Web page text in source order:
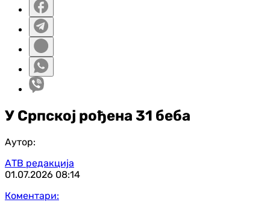
У Српској рођена 31 беба
Аутор:
АТВ редакција
01.07.2026 08:14
Коментари: